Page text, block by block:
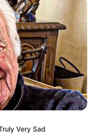
Gedenkstätte sind
zur
an der einstigen
kann im
zu
eine passende
Helmstedt
des Kalten
Very Sad